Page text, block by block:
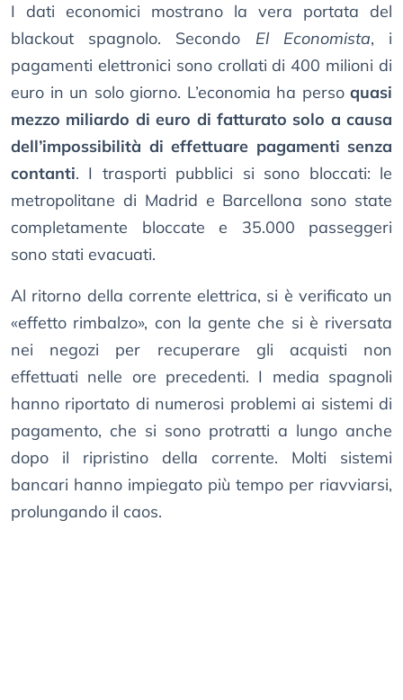
I dati economici mostrano la vera portata del
blackout spagnolo. Secondo El Economista, i
pagamenti elettronici sono crollati di 400 milioni di
euro in un solo giorno. L’economia ha perso quasi
mezzo miliardo di euro di fatturato solo a causa
dell’impossibilità di effettuare pagamenti senza
contanti. I trasporti pubblici si sono bloccati: le
metropolitane di Madrid e Barcellona sono state
completamente bloccate e 35.000 passeggeri
sono stati evacuati.
Al ritorno della corrente elettrica, si è verificato un
«effetto rimbalzo», con la gente che si è riversata
nei negozi per recuperare gli acquisti non
effettuati nelle ore precedenti. I media spagnoli
hanno riportato di numerosi problemi ai sistemi di
pagamento, che si sono protratti a lungo anche
dopo il ripristino della corrente. Molti sistemi
bancari hanno impiegato più tempo per riavviarsi,
prolungando il caos.